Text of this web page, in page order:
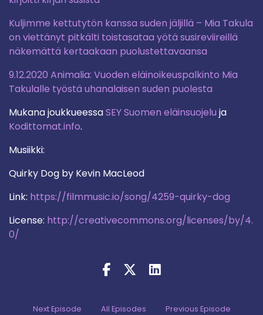
Kuljimme kettutytön kanssa suden jäljillä – Mia Takula
on viettänyt pitkälti toistasataa yötä susireviireillä
näkemättä kertaakaan puolustettavaansa
9.12.2020 Animalia: Vuoden eläinoikeuspalkinto Mia
Takulalle työstä uhanalaisen suden puolesta
Mukana joukkueessaSEY Suomen eläinsuojelu ja
Kodittomat.info.
Musiikki:
Quirky Dog by Kevin MacLeod
Link: https://filmmusic.io/song/4259-quirky-dog
License: http://creativecommons.org/licenses/by/4.
0/
Next Episode All Episodes Previous Episode